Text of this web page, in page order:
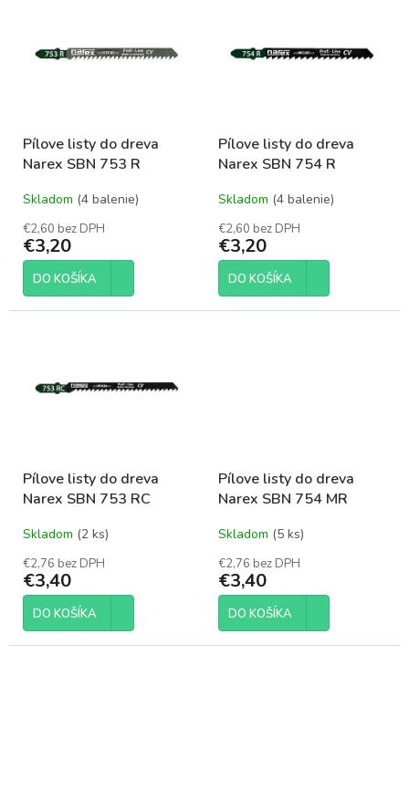
o
vd
u
t
o
v
Pílove listy do dreva
Narex SBN 753 R
Skladom (4 balenie)
€2,60 bez DPH
€3,20
DO KOŠÍKA
Pílove listy do dreva
Narex SBN 754 R
Skladom (4 balenie)
€2,60 bez DPH
€3,20
DO KOŠÍKA
Pílove listy do dreva
Narex SBN 753 RC
Skladom (2 ks)
€2,76 bez DPH
€3,40
DO KOŠÍKA
Pílove listy do dreva
Narex SBN 754 MR
Skladom (5 ks)
€2,76 bez DPH
€3,40
DO KOŠÍKA